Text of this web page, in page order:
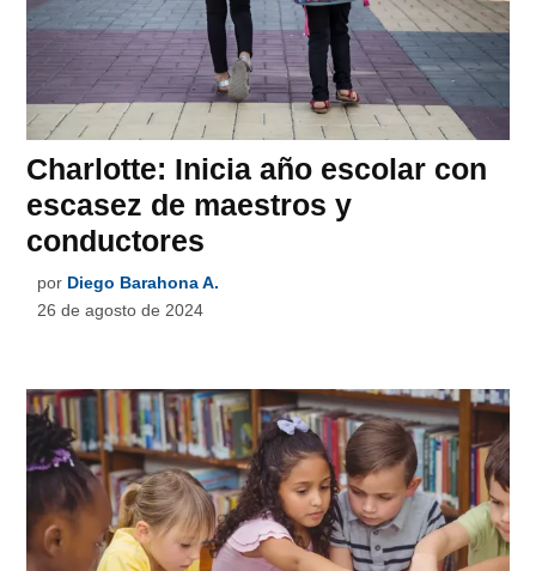
Charlotte: Inicia año escolar con
escasez de maestros y
conductores
por Diego Barahona A.
26 de agosto de 2024